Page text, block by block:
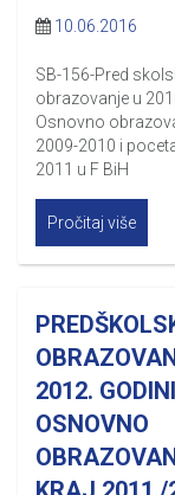
10.06.2016
SB-156-Pred
obrazovanje u
Osnovno
2009-2010 i
2011 u F BiH
Pročitaj više
2012. GODINI
OSNOVNO